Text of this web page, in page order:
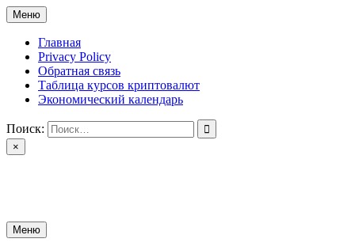
Перейти
к
содержимому
Меню
Главная
Privacy Policy
Обратная связь
Таблица курсов криптовалют
Экономический календарь
Поиск:
×
Меню